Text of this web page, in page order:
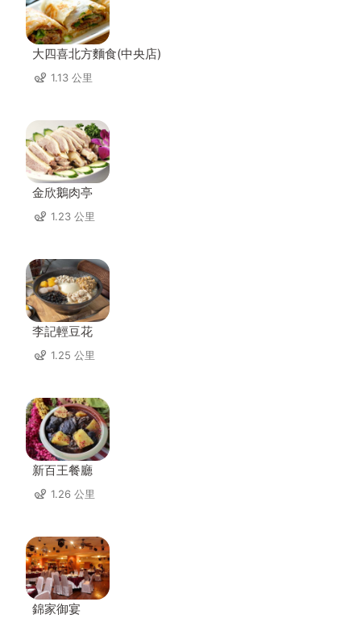
大四喜北方麵食(中央店)
1.13 公里
金欣鵝肉亭
1.23 公里
李記輕豆花
1.25 公里
新百王餐廳
1.26 公里
錦家御宴